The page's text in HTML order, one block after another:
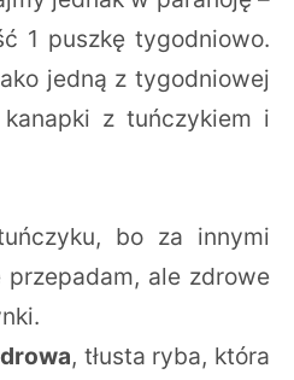
1 puszkę tygodniowo.
jedną z tygodniowej
z tuńczykiem i
bo za innymi
przepadam, ale zdrowe
, tłusta ryba, która